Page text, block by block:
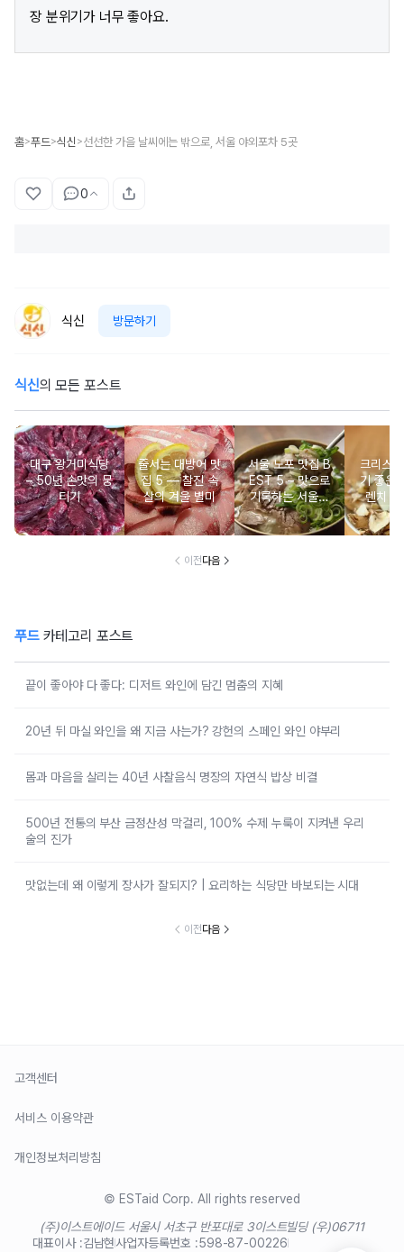
장 분위기가 너무 좋아요.
홈>푸드>식신 >선선한 가을 날씨에는 밖으로, 서울 야외포차 5곳
0
식신 방문하기
식신의 모든 포스트
대구 왕거미식당
– 50년 손맛의 뭉
티기
줄서는 대방어 맛
집 5 ― 찰진 속
살의 겨울 별미
서울 노포 맛집 B
EST 5 – 맛으로
기록하는 서울의
시간
크리스
기 좋은
렌치
이전다음
푸드카테고리 포스트
끝이 좋아야 다 좋다: 디저트 와인에 담긴 멈춤의 지혜
20년 뒤 마실 와인을 왜 지금 사는가? 강헌의 스페인 와인 야부리
몸과 마음을 살리는 40년 사찰음식 명장의 자연식 밥상 비결
500년 전통의 부산 금정산성 막걸리, 100% 수제 누룩이 지켜낸 우리
술의 진가
맛없는데 왜 이렇게 장사가 잘되지? | 요리하는 식당만 바보되는 시대
이전다음
고객센터
서비스 이용약관
개인정보처리방침
© ESTaid Corp. All rights reserved
(주)이스트에이드 서울시 서초구 반포대로 3이스트빌딩 (우)06711
대표이사 :김남현사업자등록번호 :598-87-00226